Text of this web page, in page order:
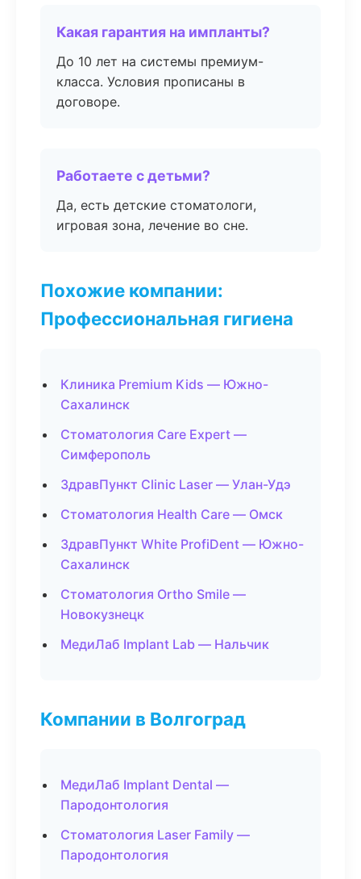
Какая гарантия на импланты?
До 10 лет на системы премиум-
класса. Условия прописаны в
договоре.
Работаете с детьми?
Да, есть детские стоматологи,
игровая зона, лечение во сне.
Похожие компании:
Профессиональная гигиена
Клиника Premium Kids — Южно-
Сахалинск
Стоматология Care Expert —
Симферополь
ЗдравПункт Clinic Laser — Улан-Удэ
Стоматология Health Care — Омск
ЗдравПункт White ProfiDent — Южно-
Сахалинск
Стоматология Ortho Smile —
Новокузнецк
МедиЛаб Implant Lab — Нальчик
Компании в Волгоград
МедиЛаб Implant Dental —
Пародонтология
Стоматология Laser Family —
Пародонтология